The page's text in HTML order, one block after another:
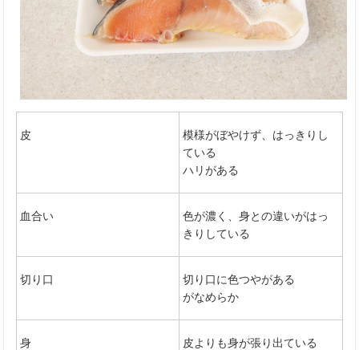
皮
模様がぼやけず、はっきりし
ている
ハリがある
血合い
色が濃く、身との違いがはっ
きりしている
切り口
切り口に色つやがある
がなめらか
身 皮よりも身が張り出ている